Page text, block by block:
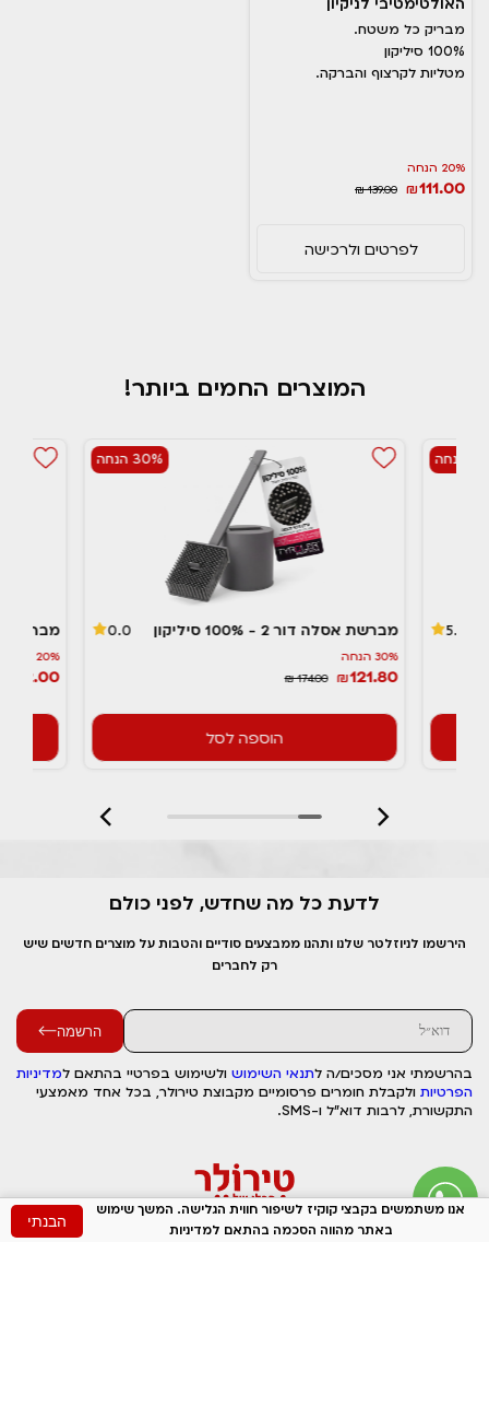
מבריק כל משטח.
100% סיליקון
מטליות לקרצוף והברקה.
20% הנחה
₪111.00
₪ 139.00
לפרטים ולרכישה
המוצרים החמים ביותר!
5.0
30% הנחה
מברשת אסלה דור 2 - 100% סיליקון 0.0
30% הנחה
₪121.80
₪ 174.00
הוספה לסל
מבריקן
20% הנחה
132.00
לדעת כל מה שחדש, לפני כולם
הירשמו לניוזלטר שלנו ותהנו ממבצעים סודיים והטבות על מוצרים חדשים שיש
רק לחברים
הרשמה
בהרשמתי אני מסכים/ה לתנאי השימוש ולשימוש בפרטיי בהתאם למדיניות
הפרטיות ולקבלת חומרים פרסומיים מקבוצת טירולר, בכל אחד מאמצעי
התקשורת, לרבות דוא"ל ו-SMS.
אנו משתמשים בקבצי קוקיז לשיפור חווית הגלישה. המשך שימוש
באתר מהווה הסכמה בהתאם למדיניות
הבנתי